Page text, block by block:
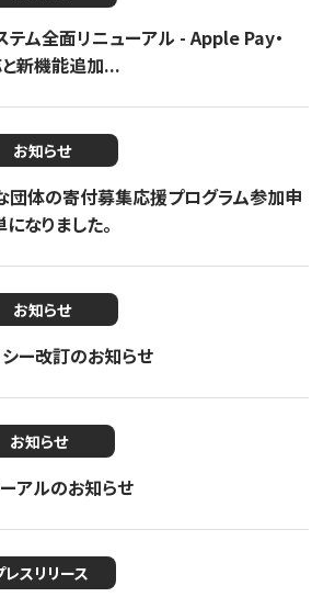
テム全面リニューアル - Apple Pay・
新機能追加...
お知らせ
団体の寄付募集応援プログラム参加申
なりました。
お知らせ
ー改訂のお知らせ
お知らせ
アルのお知らせ
レスリリース